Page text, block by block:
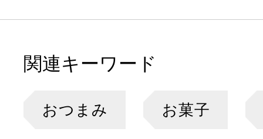
関連キーワード
おつまみ お菓子